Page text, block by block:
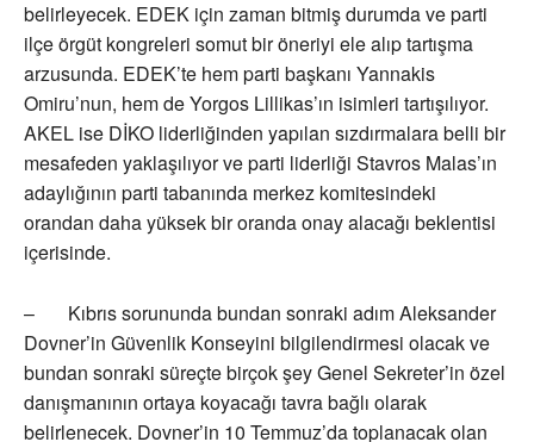
belirleyecek. EDEK için zaman bitmiş durumda ve parti
ilçe örgüt kongreleri somut bir öneriyi ele alıp tartışma
arzusunda. EDEK’te hem parti başkanı Yannakis
Omiru’nun, hem de Yorgos Lillikas’ın isimleri tartışılıyor.
AKEL ise DİKO liderliğinden yapılan sızdırmalara belli bir
mesafeden yaklaşılıyor ve parti liderliği Stavros Malas’ın
adaylığının parti tabanında merkez komitesindeki
orandan daha yüksek bir oranda onay alacağı beklentisi
içerisinde.
– Kıbrıs sorununda bundan sonraki adım Aleksander
Dovner’in Güvenlik Konseyini bilgilendirmesi olacak ve
bundan sonraki süreçte birçok şey Genel Sekreter’in özel
danışmanının ortaya koyacağı tavra bağlı olarak
belirlenecek. Dovner’in 10 Temmuz’da toplanacak olan